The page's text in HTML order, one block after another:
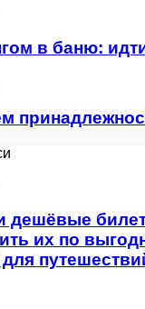
в баню:
дешёвые
их по